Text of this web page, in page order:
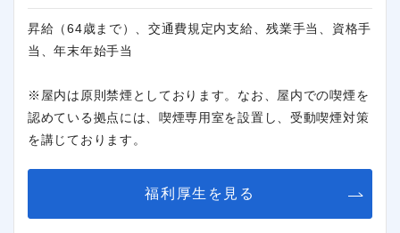
昇給（64歳まで）、交通費規定内支給、残業手当、資格手
当、年末年始手当
※屋内は原則禁煙としております。なお、屋内での喫煙を
認めている拠点には、喫煙専用室を設置し、受動喫煙対策
を講じております。
福利厚生を見る